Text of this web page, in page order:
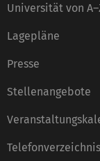
Universität von
Lagepläne
Presse
Stellenangebote
Telefonverzeichnis